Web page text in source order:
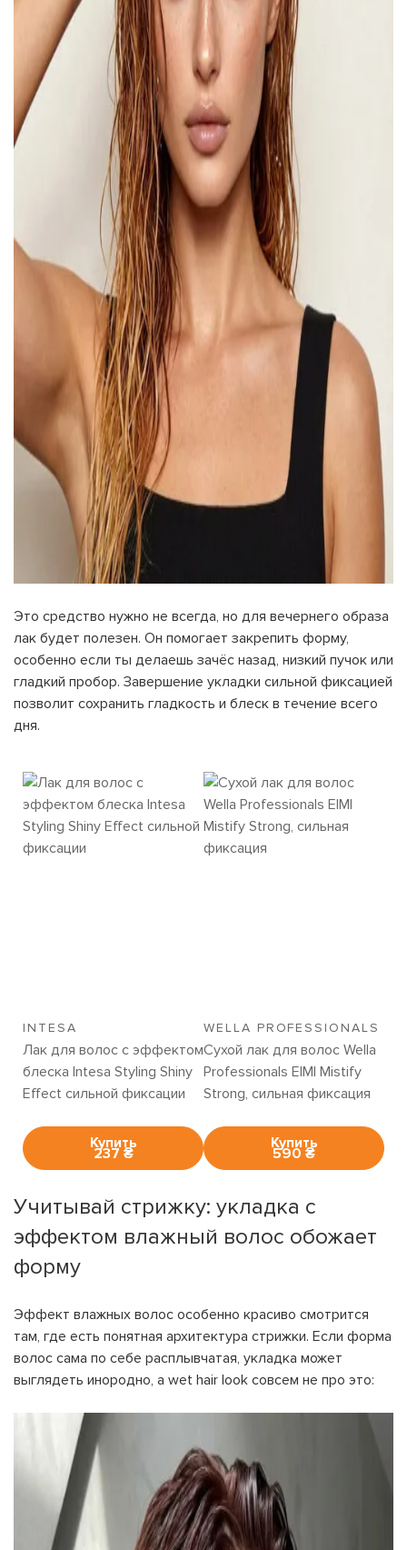
Это средство нужно не всегда, но для вечернего образа
лак будет полезен. Он помогает закрепить форму,
особенно если ты делаешь зачёс назад, низкий пучок или
гладкий пробор. Завершение укладки сильной фиксацией
позволит сохранить гладкость и блеск в течение всего
дня.
INTESA
Лак для волос с эффектом
блеска Intesa Styling Shiny
Effect сильной фиксации
Купить
237 ₴
WELLA PROFESSIONALS
Сухой лак для волос Wella
Professionals EIMI Mistify
Strong, сильная фиксация
Купить
590 ₴
Учитывай стрижку: укладка с
эффектом влажный волос обожает
форму
Эффект влажных волос особенно красиво смотрится
там, где есть понятная архитектура стрижки. Если форма
волос сама по себе расплывчатая, укладка может
выглядеть инородно, а wet hair look совсем не про это: